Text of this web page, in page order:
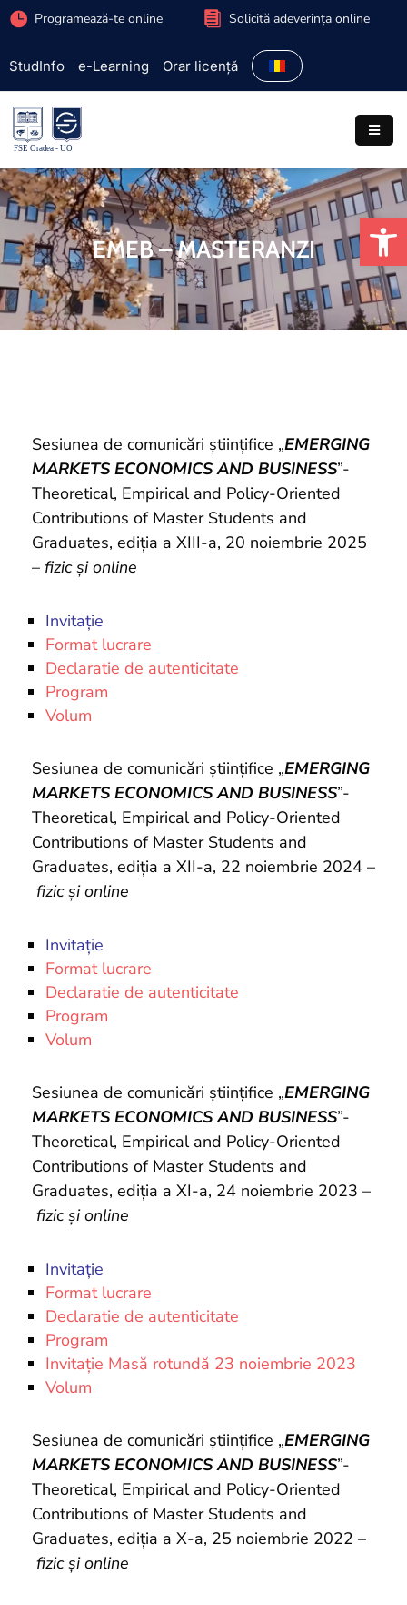
Programează-te online Solicită adeverința online
StudInfo e-Learning Orar licență
Admitere
studiu
Studenți
Cercetare
Internațional
EMEB – MASTERANZI
Sesiunea de comunicări științifice „EMERGING
MARKETS ECONOMICS AND BUSINESS”-
Theoretical, Empirical and Policy-Oriented
Contributions of Master Students and
Graduates, ediția a XIII-a, 20 noiembrie 2025
– fizic și online
Invitație
Format lucrare
Declaratie de autenticitate
Program
Volum
Sesiunea de comunicări științifice „EMERGING
MARKETS ECONOMICS AND BUSINESS”-
Theoretical, Empirical and Policy-Oriented
Contributions of Master Students and
Graduates, ediția a XII-a, 22 noiembrie 2024 –
fizic și online
Invitație
Format lucrare
Declaratie de autenticitate
Program
Volum
Sesiunea de comunicări științifice „EMERGING
MARKETS ECONOMICS AND BUSINESS”-
Theoretical, Empirical and Policy-Oriented
Contributions of Master Students and
Graduates, ediția a XI-a, 24 noiembrie 2023 –
fizic și online
Invitație
Format lucrare
Declaratie de autenticitate
Program
Invitație Masă rotundă 23 noiembrie 2023
Volum
Sesiunea de comunicări științifice „EMERGING
MARKETS ECONOMICS AND BUSINESS”-
Theoretical, Empirical and Policy-Oriented
Contributions of Master Students and
Graduates, ediția a X-a, 25 noiembrie 2022 –
fizic și online